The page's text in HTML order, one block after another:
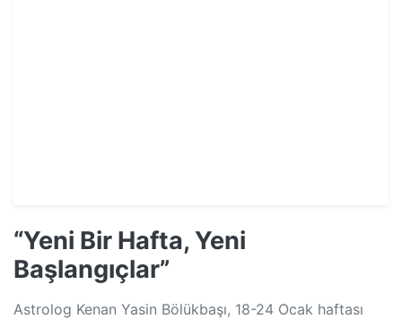
“Yeni Bir Hafta, Yeni
Başlangıçlar”
Astrolog Kenan Yasin Bölükbaşı, 18-24 Ocak haftası